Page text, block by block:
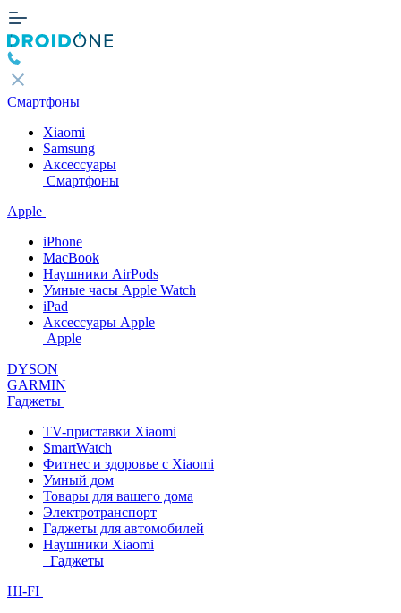
Смартфоны
Xiaomi
Samsung
Аксессуары
Смартфоны
Apple
iPhone
MacBook
Наушники AirPods
Умные часы Apple Watch
iPad
Аксессуары Apple
Apple
DYSON
GARMIN
Гаджеты
TV-приставки Xiaomi
SmartWatch
Фитнес и здоровье с Xiaomi
Умный дом
Товары для вашего дома
Электротранспорт
Гаджеты для автомобилей
Наушники Xiaomi
Гаджеты
HI-FI